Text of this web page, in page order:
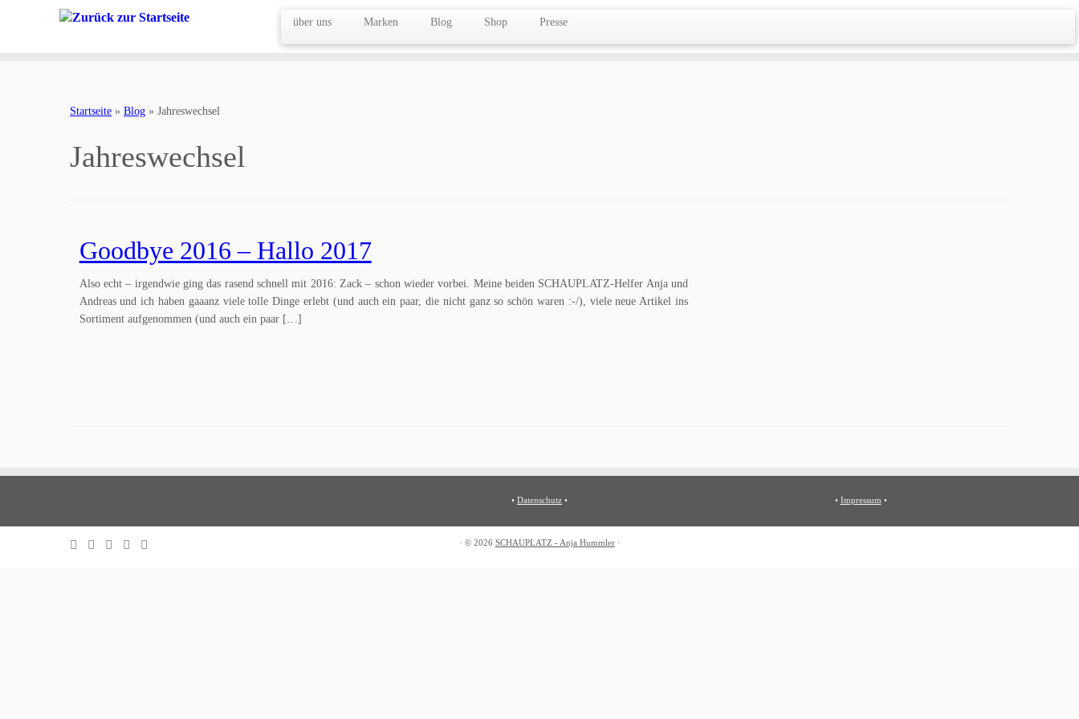
über uns Marken Blog Shop Presse
Startseite » Blog » Jahreswechsel
Jahreswechsel
Goodbye 2016 – Hallo 2017
Also echt – irgendwie ging das rasend schnell mit 2016: Zack – schon wieder vorbei. Meine beiden SCHAUPLATZ-Helfer Anja und
Andreas und ich haben gaaanz viele tolle Dinge erlebt (und auch ein paar, die nicht ganz so schön waren :-/), viele neue Artikel ins
Sortiment aufgenommen (und auch ein paar […]
• Datenschutz • • Impressum •
· © 2026 SCHAUPLATZ - Anja Hummler·